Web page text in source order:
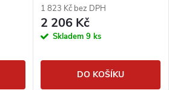
1 823 Kč bez DPH
2 206 Kč
Skladem 9 ks
DO KOŠÍKU